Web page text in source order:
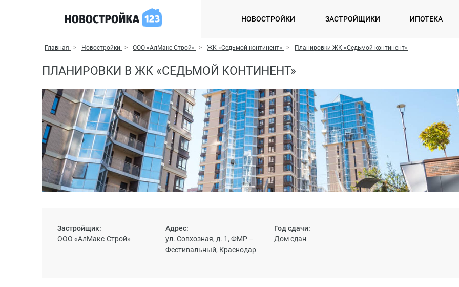
НОВОСТРОЙКИ ЗАСТРОЙЩИКИ ИПОТЕКА
Главная Новостройки ООО «АлМакс-Строй» ЖК «Седьмой континент» Планировки ЖК «Седьмой континент»
ПЛАНИРОВКИ В ЖК «СЕДЬМОЙ КОНТИНЕНТ»
Застройщик:
ООО «АлМакс-Строй»
Адрес:
ул. Совхозная, д. 1, ФМР –
Фестивальный, Краснодар
Год сдачи:
Дом сдан